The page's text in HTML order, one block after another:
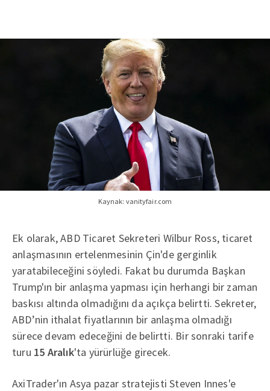
Kaynak: vanityfair.com
Ek olarak, ABD Ticaret Sekreteri Wilbur Ross, ticaret
anlaşmasının ertelenmesinin Çin'de gerginlik
yaratabileceğini söyledi. Fakat bu durumda Başkan
Trump'ın bir anlaşma yapması için herhangi bir zaman
baskısı altında olmadığını da açıkça belirtti. Sekreter,
ABD’nin ithalat fiyatlarının bir anlaşma olmadığı
sürece devam edeceğini de belirtti. Bir sonraki tarife
turu 15 Aralık'ta yürürlüğe girecek.
AxiTrader'ın Asya pazar stratejisti Steven Innes'e